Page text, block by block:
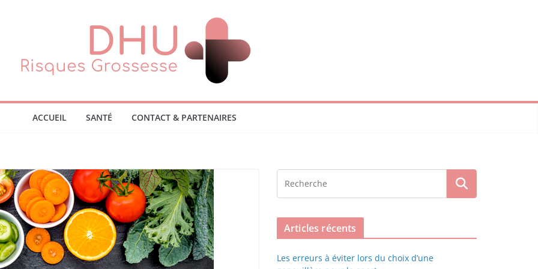
ACCUEIL SANTÉ CONTACT & PARTENAIRES
Articles récents
Les erreurs à éviter lors du choix d’une